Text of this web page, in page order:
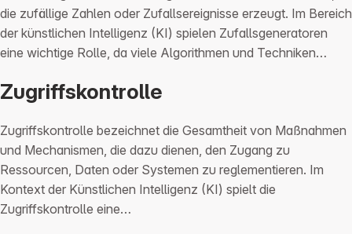
die zufällige Zahlen oder Zufallsereignisse erzeugt. Im Bereich
der künstlichen Intelligenz (KI) spielen Zufallsgeneratoren
eine wichtige Rolle, da viele Algorithmen und Techniken…
Zugriffskontrolle
Zugriffskontrolle bezeichnet die Gesamtheit von Maßnahmen
und Mechanismen, die dazu dienen, den Zugang zu
Ressourcen, Daten oder Systemen zu reglementieren. Im
Kontext der Künstlichen Intelligenz (KI) spielt die
Zugriffskontrolle eine…